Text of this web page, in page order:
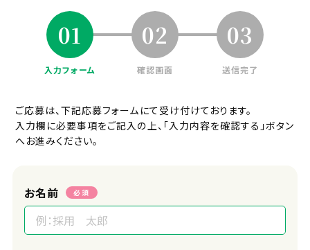
採用プロセス
ご応募⇒一次面接(オンライン可)⇒二
次面接⇒内定
オンラインまたはエフィラグループ本社
(新横浜)
採用担当
URL
01
入力フォーム
02
確認画面
03
送信完了
ご応募は、下記応募フォームにて受け付けております。
入力欄に必要事項をご記入の上、「入力内容を確認する」ボタン
へお進みください。
お名前 必須